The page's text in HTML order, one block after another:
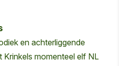
en achterliggende
momenteel elf NL